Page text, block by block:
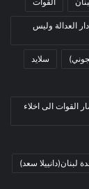
(1٬227)
(73)
العدالة وليس
سلايد
الى اخلاء
سعد)